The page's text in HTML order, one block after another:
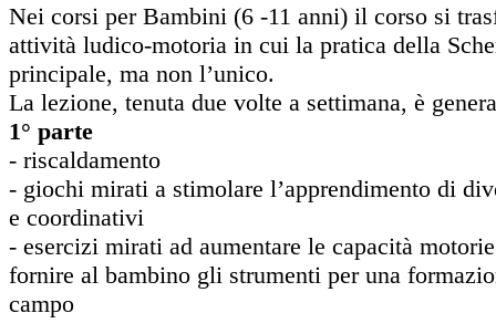
Nei corsi per Bambini (6 -11 anni) il corso si
attività ludico-motoria in cui la pratica della
principale, ma non l’unico.
La lezione, tenuta due volte a settimana, è
1° parte
- riscaldamento
- giochi mirati a stimolare l’apprendimento di
e coordinativi
- esercizi mirati ad aumentare le capacità
fornire al bambino gli strumenti per una
campo